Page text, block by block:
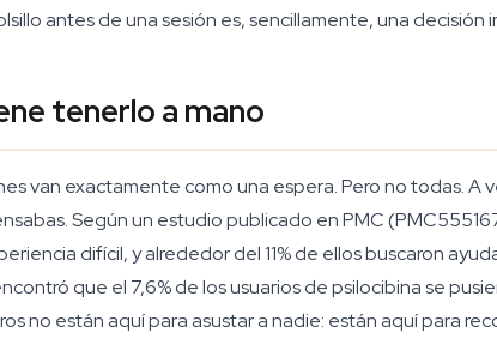
antes de una sesión es, sencillamente, una decisión
tenerlo a mano
van exactamente como una espera. Pero no todas.
Según un estudio publicado en PMC
difícil, y alrededor del 11% de ellos buscaron
que el 7,6% de los usuarios de psilocibina se
no están aquí para asustar a nadie: están aquí para